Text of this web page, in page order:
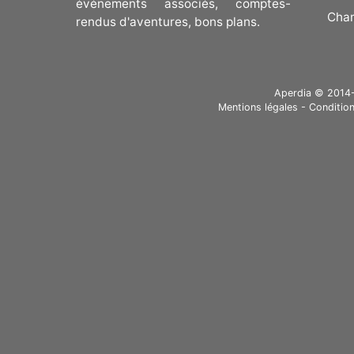
événements associés, comptes-
rendus d'aventures, bons plans.
Aperdia ©
Mentions légales -